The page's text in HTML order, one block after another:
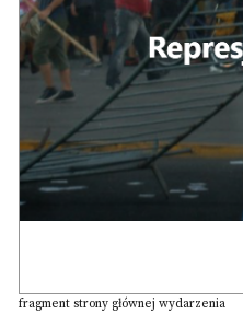
fragment strony głównej wydarzenia